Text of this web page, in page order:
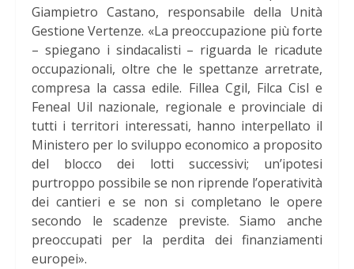
Giampietro Castano, responsabile della Unità
Gestione Vertenze. «La preoccupazione più forte
– spiegano i sindacalisti – riguarda le ricadute
occupazionali, oltre che le spettanze arretrate,
compresa la cassa edile. Fillea Cgil, Filca Cisl e
Feneal Uil nazionale, regionale e provinciale di
tutti i territori interessati, hanno interpellato il
Ministero per lo sviluppo economico a proposito
del blocco dei lotti successivi; un’ipotesi
purtroppo possibile se non riprende l’operatività
dei cantieri e se non si completano le opere
secondo le scadenze previste. Siamo anche
preoccupati per la perdita dei finanziamenti
europei».